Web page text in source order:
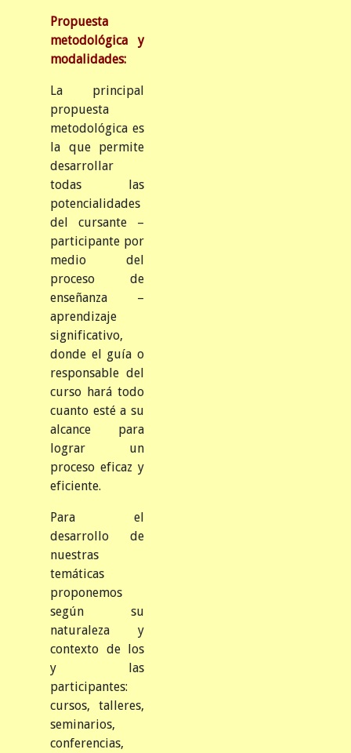
Propuesta
metodológica y
modalidades:
La principal
propuesta
metodológica es
la que permite
desarrollar
todas las
potencialidades
del cursante –
participante por
medio del
proceso de
enseñanza –
aprendizaje
significativo,
donde el guía o
responsable del
curso hará todo
cuanto esté a su
alcance para
lograr un
proceso eficaz y
eficiente.
Para el
desarrollo de
nuestras
temáticas
proponemos
según su
naturaleza y
contexto de los
y las
participantes:
cursos, talleres,
seminarios,
conferencias,